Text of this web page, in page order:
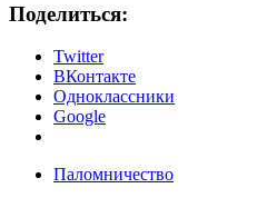
Поделиться:
Twitter
ВКонтакте
Одноклассники
Google
Паломничество